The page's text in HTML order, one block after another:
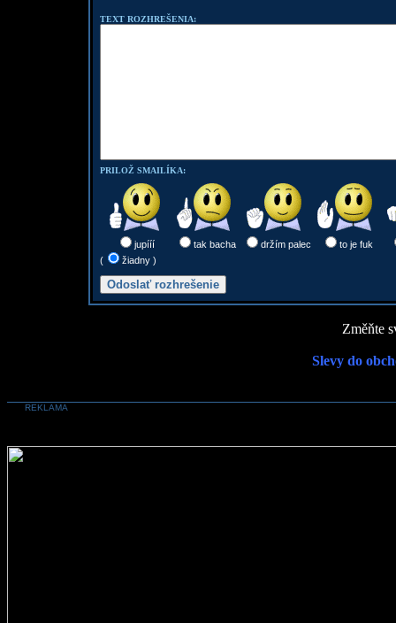
TEXT ROZHREŠENIA:
PRILOŽ SMAILÍKA:
jupííí tak bacha držím palec
to je fuk
(
žiadny )
Změňte
Slevy do
REKLAMA